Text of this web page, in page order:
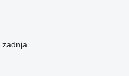
zadnja